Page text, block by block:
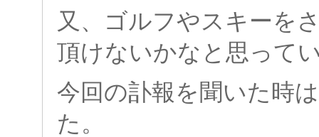
又、ゴルフやスキーを
頂けないかなと思って
今回の訃報を聞いた時
た。